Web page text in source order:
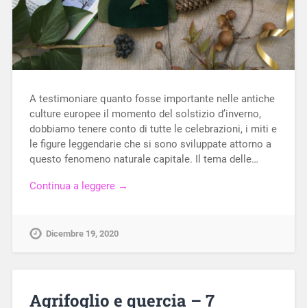
A testimoniare quanto fosse importante nelle antiche
culture europee il momento del solstizio d’inverno,
dobbiamo tenere conto di tutte le celebrazioni, i miti e
le figure leggendarie che si sono sviluppate attorno a
questo fenomeno naturale capitale. Il tema delle…
Continua a leggere →
Dicembre 19, 2020
Agrifoglio e quercia – 7